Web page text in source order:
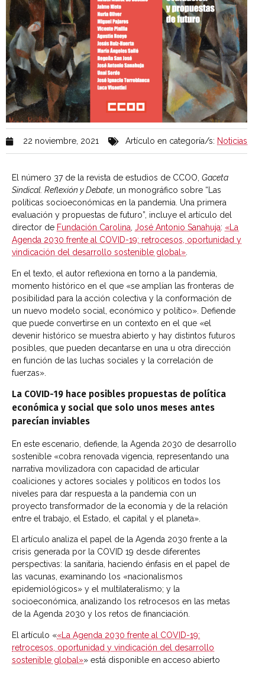
22 noviembre, 2021 Artículo en categoría/s: Noticias
El número 37 de la revista de estudios de CCOO, Gaceta
Sindical. Reflexión y Debate, un monográfico sobre “Las
políticas socioeconómicas en la pandemia. Una primera
evaluación y propuestas de futuro”, incluye el artículo del
director de Fundación Carolina, José Antonio Sanahuja: «La
Agenda 2030 frente al COVID-19: retrocesos, oportunidad y
vindicación del desarrollo sostenible global».
En el texto, el autor reflexiona en torno a l a pandemia,
momento histórico en el que «se amplían las fronteras de
posibilidad para la acción colectiva y la conformación de
un nuevo modelo social, económico y político». Defiende
que puede convertirse en un contexto en el que «el
devenir histórico se muestra abierto y hay distintos futuros
posibles, que pueden decantarse en una u otra dirección
en función de las luchas sociales y la correlación de
fuerzas».
La COVID-19 hace posibles propuestas de política
económica y social que solo unos meses antes
parecían inviables
En este escenario, defiende, la Agenda 2030 de desarrollo
sostenible «cobra renovada vigencia, representando una
narrativa movilizadora con capacidad de articular
coaliciones y actores sociales y políticos en todos los
nive les para dar respuesta a la pandemia con un
proyecto transformador de la economía y de la relación
entre el trabajo, el
Estado, el capital y el planeta».
El artículo analiza el papel de la Agenda 2030 frente a la
crisis generada por la COVID 19 desde diferentes
perspectivas: la sanitaria, haciendo énfasis en el papel de
las vacunas, examinando los «nacionalismos
epidemiológicos» y el multilateralismo; y la
socioeconómica, analizando los retrocesos en las metas
de la Agenda 2030 y los retos de financiación.
El artículo ««La Agenda 2030 frente al COVID-19:
retrocesos, oportunidad y vindicación del desarrollo
sostenible global»» está disponible en acceso abierto